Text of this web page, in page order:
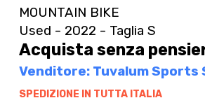
MOUNTAIN BIKE
Used - 2022 - Taglia S
Acquista senza
Venditore: Tuvalum Sports
SPEDIZIONE IN TUTTA ITALIA